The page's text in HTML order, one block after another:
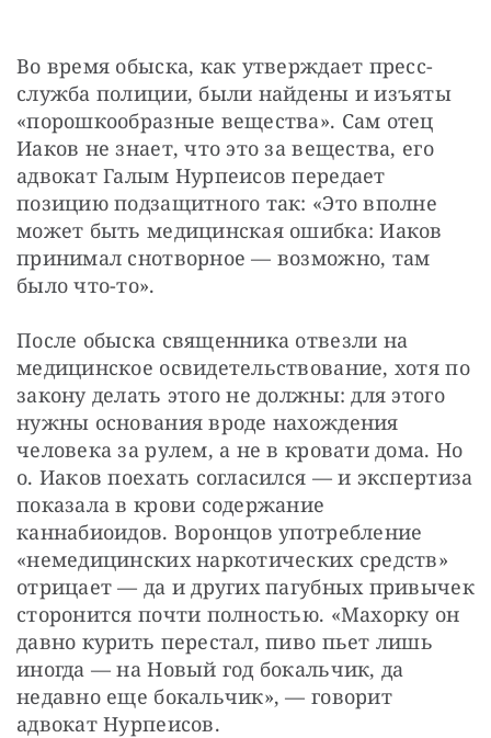
Во время обыска, как утверждает пресс-
служба полиции, были найдены и изъяты
«порошкообразные вещества». Сам отец
Иаков не знает, что это за вещества, его
адвокат Галым Нурпеисов передает
позицию подзащитного так: «Это вполне
может быть медицинская ошибка: Иаков
принимал снотворное — возможно, там
было что-то».
После обыска священника отвезли на
медицинское освидетельствование, хотя по
закону делать этого не должны: для этого
нужны основания вроде нахождения
человека за рулем, а не в кровати дома. Но
о. Иаков поехать согласился — и экспертиза
показала в крови содержание
каннабиоидов. Воронцов употребление
«немедицинских наркотических средств»
отрицает — да и других пагубных привычек
сторонится почти полностью. «Махорку он
давно курить перестал, пиво пьет лишь
иногда — на Новый год бокальчик, да
недавно еще бокальчик», — говорит
адвокат Нурпеисов.